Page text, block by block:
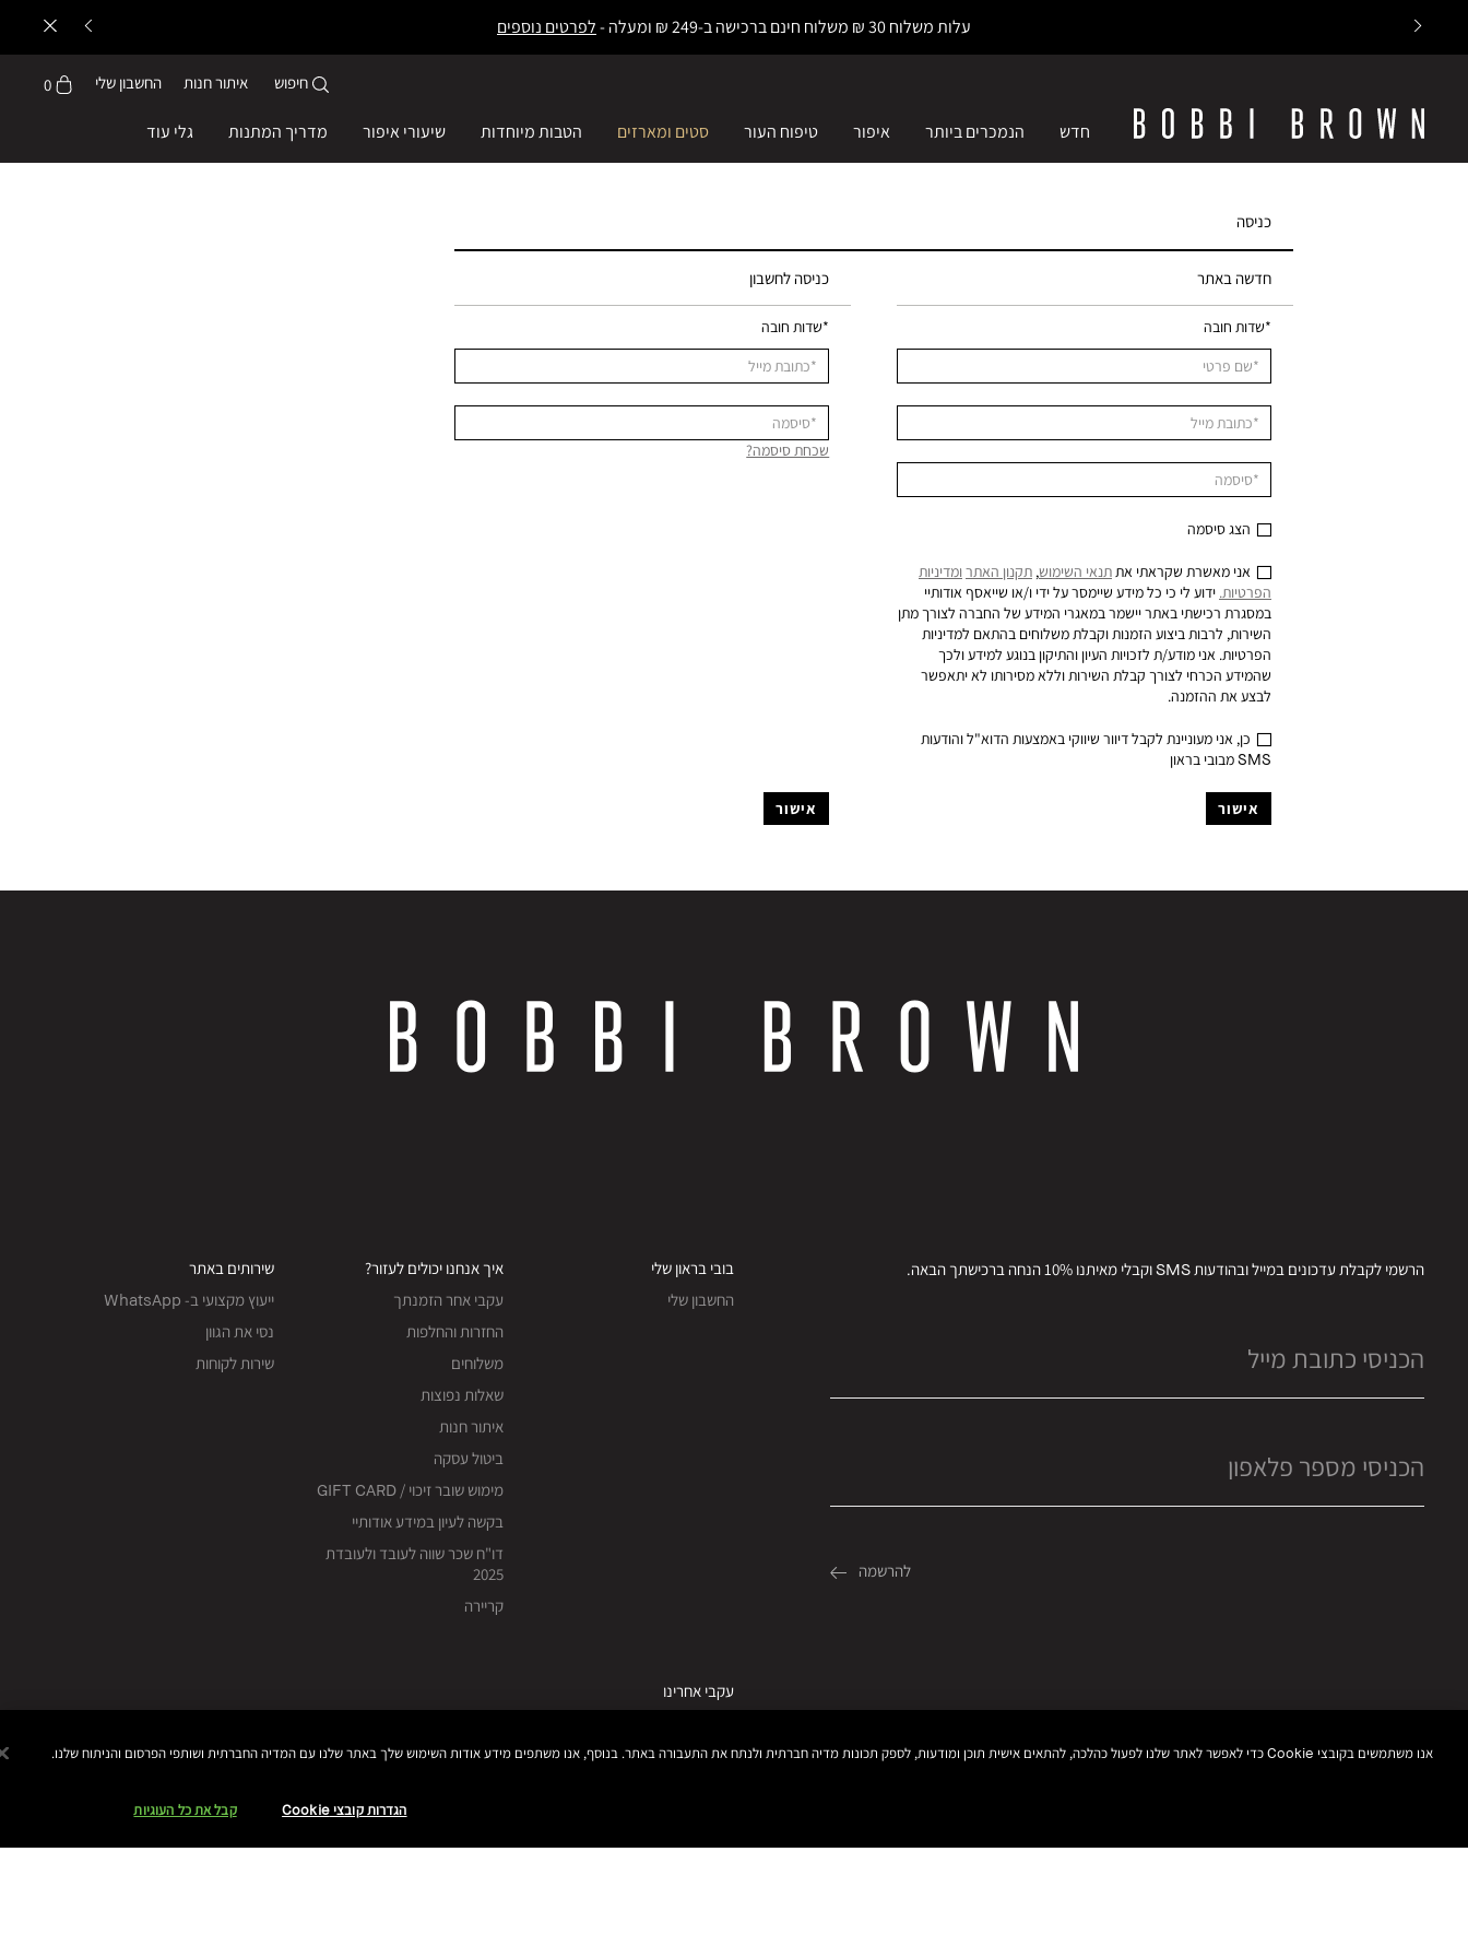
עלות משלוח 30 ₪ משלוח חינם ברכישה ב-249 ₪ ומעלה - לפרטים נוספים
חדש הנמכרים ביותר איפור טיפוח העור סטים ומארזים הטבות מיוחדות שיעורי איפור מדריך המתנות גלי עוד
חיפוש איתור חנות החשבון שלי 0
כניסה
חדשה באתר
*שדות חובה
הצג סיסמה
אני מאשרת שקראתי אתתנאי השימוש, תקנון האתרומדיניות
הפרטיות. ידוע לי כי כל מידע שיימסר על ידי ו/או שייאסף אודותיי
במסגרת רכישתי באתר יישמר במאגרי המידע של החברה לצורך מתן
השירות, לרבות ביצוע הזמנות וקבלת משלוחים בהתאם למדיניות
הפרטיות. אני מודע/ת לזכויות העיון והתיקון בנוגע למידע ולכך
שהמידע הכרחי לצורך קבלת השירות וללא מסירותו לא יתאפשר
לבצע את ההזמנה.
כן, אני מעוניינת לקבל דיוור שיווקי באמצעות הדוא"ל והודעות
SMS מבובי בראון
כניסה לחשבון
*שדות חובה
שכחת סיסמה?
הרשמי לקבלת עדכונים במייל ובהודעות SMS וקבלי מאיתנו 10% הנחה ברכישתך הבאה.
בובי בראון שלי
החשבון שלי
איך אנחנו יכולים לעזור?
עקבי אחר הזמנתך
החזרות והחלפות
משלוחים
שאלות נפוצות
איתור חנות
ביטול עסקה
מימוש שובר זיכוי / GIFT CARD
בקשה לעיון במידע אודותיי
דו"ח שכר שווה לעובד ולעובדת
2025
קריירה
שירותים באתר
ייעוץ מקצועי ב- WhatsApp
נסי את הגוון
שירות לקוחות
עקבי אחרינו
תנאי שימוש ותקנון האתר
מדיניות פרטיות נגישות מפת אתר ניהול עוגיות אתר
אנו משתמשים בקובצי Cookie כדי לאפשר לאתר שלנו לפעול כהלכה, להתאים אישית תוכן ומודעות, לספק תכונות מדיה חברתית ולנתח את התעבורה באתר. בנוסף, אנו משתפים מידע אודות השימוש שלך באתר שלנו עם המדיה החברתית ושותפי הפרסום והניתוח שלנו.
הגדרות קובצי Cookie קבל את כל העוגיות